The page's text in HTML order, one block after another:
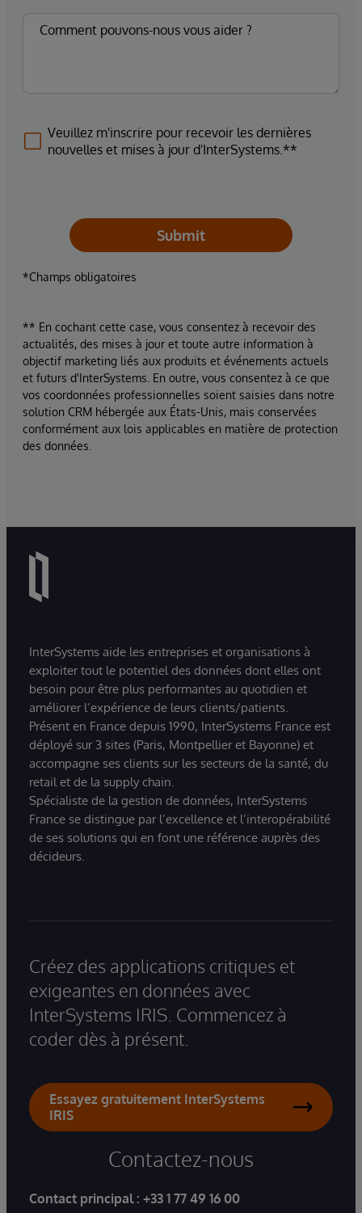
Veuillez m'inscrire pour recevoir les dernières
nouvelles et mises à jour d'InterSystems.**
Submit
*Champs obligatoires
** En cochant cette case, vous consentez à recevoir des
actualités, des mises à jour et toute autre information à
objectif marketing liés aux produits et événements actuels
et futurs d'InterSystems. En outre, vous consentez à ce que
vos coordonnées professionnelles soient saisies dans notre
solution CRM hébergée aux États-Unis, mais conservées
conformément aux lois applicables en matière de protection
des données.
InterSystems aide les entreprises et organisations à
exploiter tout le potentiel des données dont elles ont
besoin pour être plus performantes au quotidien et
améliorer l’expérience de leurs clients/patients.
Présent en France depuis 1990, InterSystems France est
déployé sur 3 sites (Paris, Montpellier et Bayonne) et
accompagne ses clients sur les secteurs de la santé, du
retail et de la supply chain.
Spécialiste de la gestion de données, InterSystems
France se distingue par l’excellence et l’interopérabilité
de ses solutions qui en font une référence auprès des
décideurs.
Créez des applications critiques et
exigeantes en données avec
InterSystems IRIS. Commencez à
coder dès à présent.
Essayez gratuitement InterSystems
IRIS
Contactez-nous
Contact principal : +33 1 77 49 16 00